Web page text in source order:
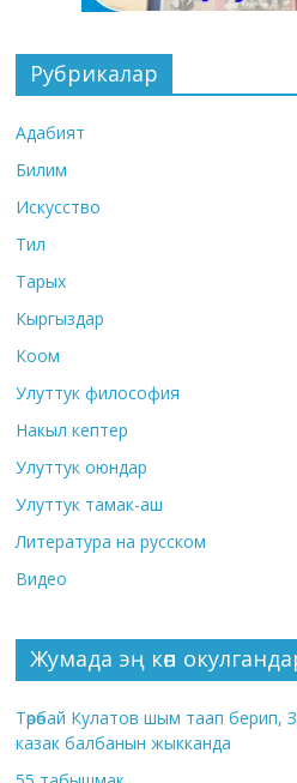
Рубрикалар
Адабият
Билим
Искусство
Тил
Тарых
Кыргыздар
Коом
Улуттук философия
Накыл кептер
Улуттук оюндар
Улуттук тамак-аш
Литература на русском
Видео
Жумада эң көп
Төрөбай Кулатов шым таап берип,
казак балбанын жыкканда